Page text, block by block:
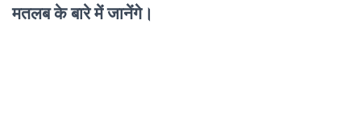
मतलब के बारे में जानेंगे।